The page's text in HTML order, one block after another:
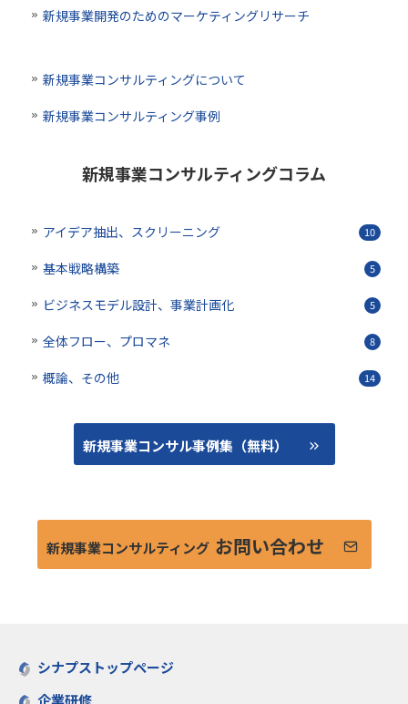
新規事業開発のためのマーケティングリサーチ
新規事業コンサルティングについて
新規事業コンサルティング事例
新規事業コンサルティングコラム
アイデア抽出、スクリーニング 10
基本戦略構築 5
ビジネスモデル設計、事業計画化 5
全体フロー、プロマネ 8
概論、その他 14
新規事業コンサル事例集（無料）
新規事業コンサルティング お問い合わせ
シナプストップページ
企業研修